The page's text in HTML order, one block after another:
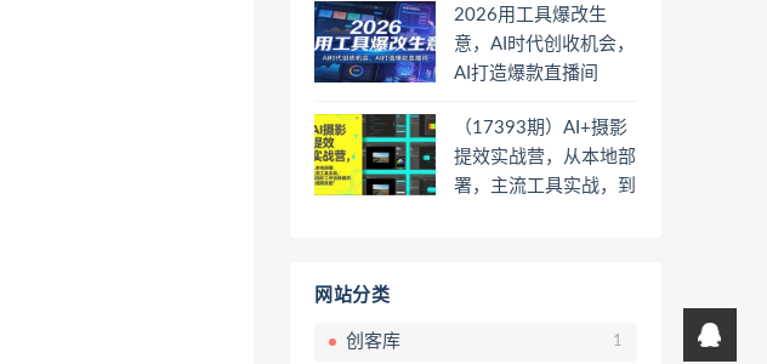
2026用工具爆改生
意，AI时代创收机会，
AI打造爆款直播间
（17393期）AI+摄影
提效实战营，从本地部
署，主流工具实战，到
网站分类
创客库 1